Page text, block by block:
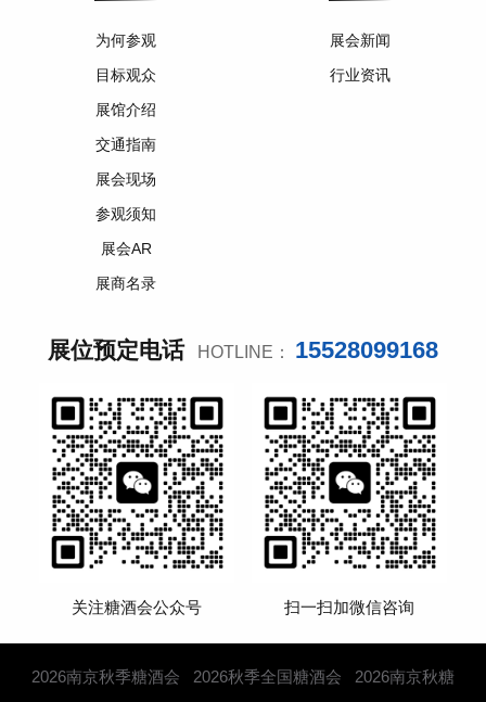
为何参观
目标观众
展馆介绍
交通指南
展会现场
参观须知
展会AR
展商名录
展会新闻
行业资讯
展位预定电话 HOTLINE： 15528099168
关注糖酒会公众号 扫一扫加微信咨询
2026南京秋季糖酒会 2026秋季全国糖酒会 2026南京秋糖